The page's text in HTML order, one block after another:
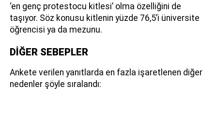
‘en genç protestocu kitlesi’ olma özelliğini de
taşıyor. Söz konusu kitlenin yüzde 76,5’i üniversite
öğrencisi ya da mezunu.
DİĞER SEBEPLER
Ankete verilen yanıtlarda en fazla işaretlenen diğer
nedenler şöyle sıralandı: